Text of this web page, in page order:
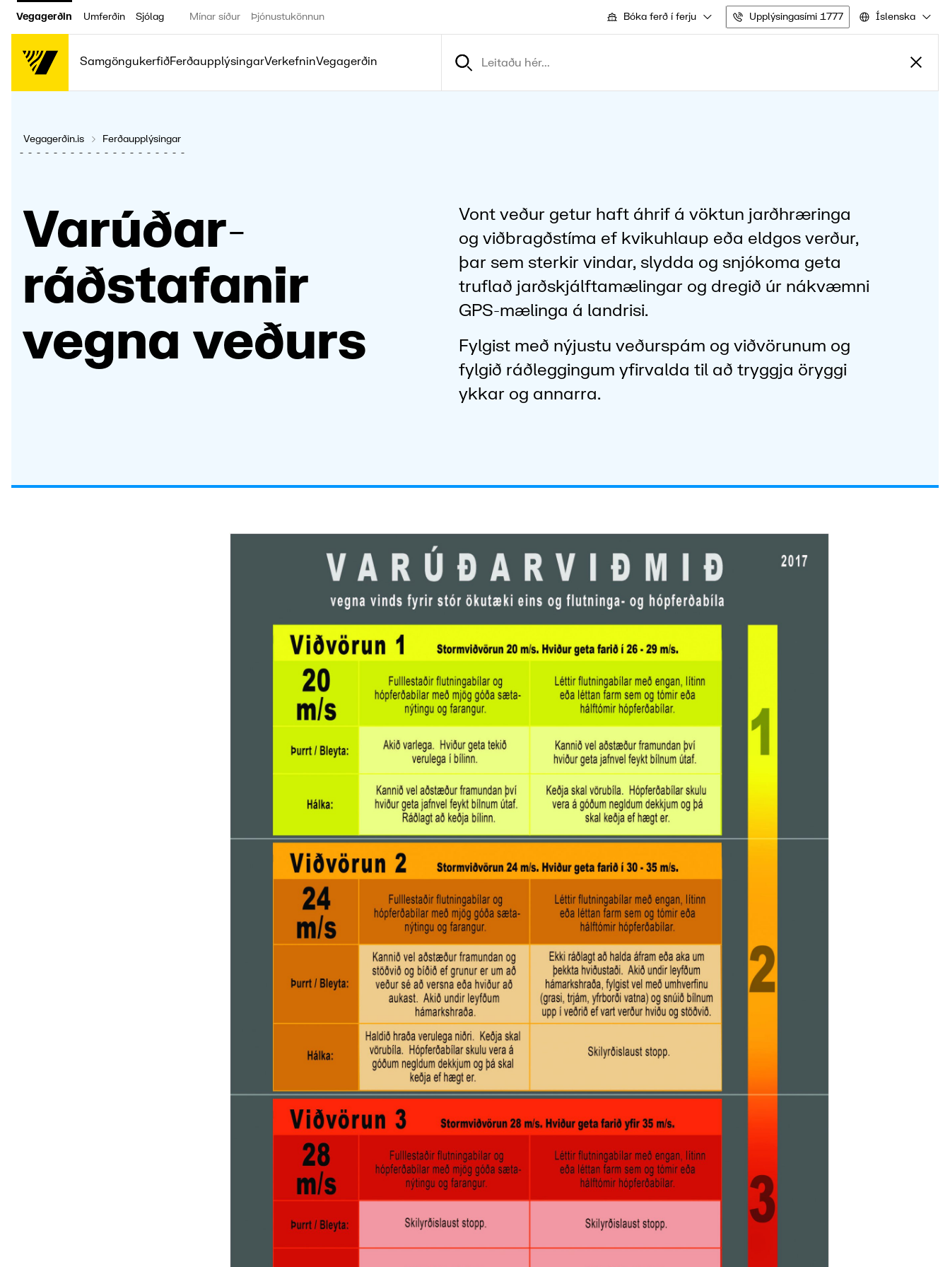
Vegagerðin Umferðin Sjólag Mínar síður Þjónustukönnun Bóka ferð í ferju Upplýsingasími 1777 Íslenska
SamgöngukerfiðFerðaupplýsingarVerkefninVegagerðin
Vegagerðin.is Ferðaupplýsingar
Varúðar­
ráðstaf­anir
vegna veðurs
Vont veður getur haft áhrif á vöktun jarðhræringa
og viðbragðstíma ef kvikuhlaup eða eldgos verður,
þar sem sterkir vindar, slydda og snjókoma geta
truflað jarðskjálftamælingar og dregið úr nákvæmni
GPS-mælinga á landrisi.
Fylgist með nýjustu veðurspám og viðvörunum og
fylgið ráðleggingum yfirvalda til að tryggja öryggi
ykkar og annarra.